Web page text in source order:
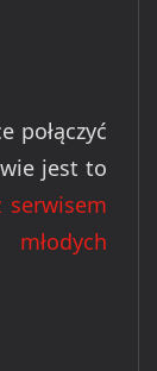
połączyć
jest to
serwisem